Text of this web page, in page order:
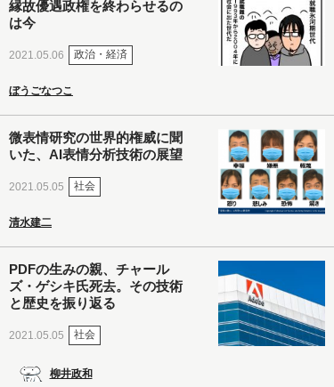
縁故優遇政権を終わらせるの
は今
2021.05.06 政治・経済
ぼうごなつこ
微表情研究の世界的権威に聞
いた、AI表情分析技術の展望
2021.05.05 社会
清水建二
PDFの生みの親、チャール
ズ・ゲシキ氏死去。その技術
と歴史を振り返る
2021.05.05 社会
柳井政和